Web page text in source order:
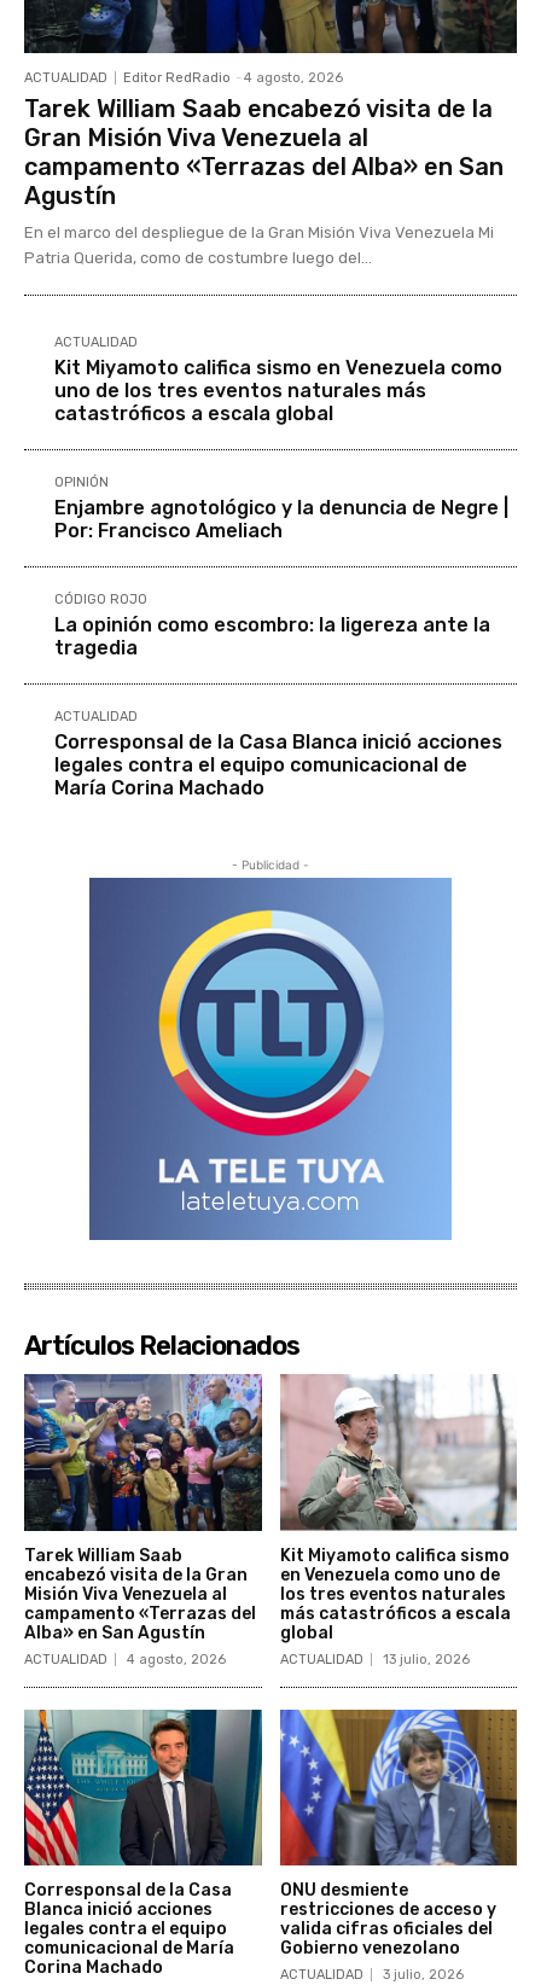
ACTUALIDAD Editor RedRadio - 4 agosto, 2026
Tarek William Saab encabezó visita de la
Gran Misión Viva Venezuela al
campamento «Terrazas del Alba» en San
Agustín
En el marco del despliegue de la Gran Misión Viva Venezuela Mi
Patria Querida, como de costumbre luego del...
ACTUALIDAD
Kit Miyamoto califica sismo en Venezuela como
uno de los tres eventos naturales más
catastróficos a escala global
OPINIÓN
Enjambre agnotológico y la denuncia de Negre |
Por: Francisco Ameliach
CÓDIGO ROJO
La opinión como escombro: la ligereza ante la
tragedia
ACTUALIDAD
Corresponsal de la Casa Blanca inició acciones
legales contra el equipo comunicacional de
María Corina Machado
- Publicidad -
Artículos Relacionados
Tarek William Saab
encabezó visita de la Gran
Misión Viva Venezuela al
campamento «Terrazas del
Alba» en San Agustín
ACTUALIDAD 4 agosto, 2026
Kit Miyamoto califica sismo
en Venezuela como uno de
los tres eventos naturales
más catastróficos a escala
global
ACTUALIDAD 13 julio, 2026
Corresponsal de la Casa
Blanca inició acciones
legales contra el equipo
comunicacional de María
Corina Machado
ONU desmiente
restricciones de acceso y
valida cifras oficiales del
Gobierno venezolano
ACTUALIDAD 3 julio, 2026